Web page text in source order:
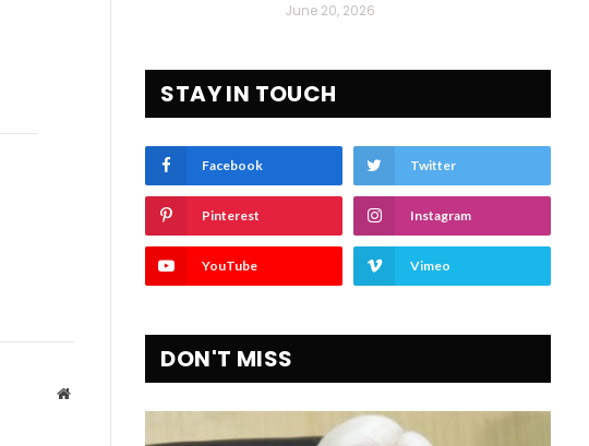
Website
June 20, 2026
STAY IN TOUCH
Facebook Twitter
Pinterest Instagram
YouTube Vimeo
DON'T MISS